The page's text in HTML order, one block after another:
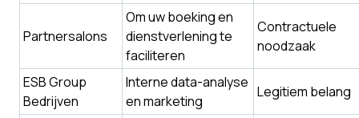
Partnersalons
Om uw boeking en
dienstverlening te
faciliteren
Contractuele
noodzaak
ESB Group
Bedrijven
Interne data-analyse
en marketing
Legitiem belang